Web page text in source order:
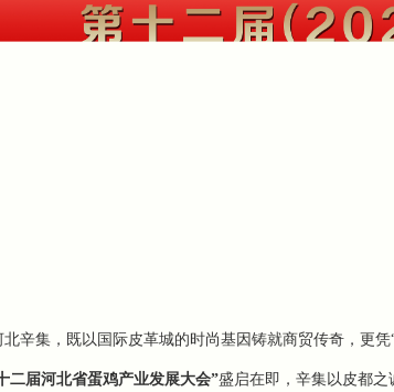
辛集，既以国际皮革城的时尚基因铸就商贸传奇，更
二届河北省蛋鸡产业发展大会”盛启在即，辛集以皮都